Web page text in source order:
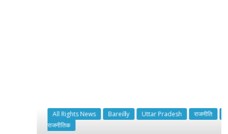
All Rights News Bareilly Uttar Pradesh राजनीति
हॉट